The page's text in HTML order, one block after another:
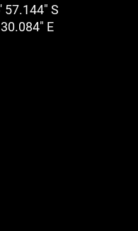
57.144" S
E